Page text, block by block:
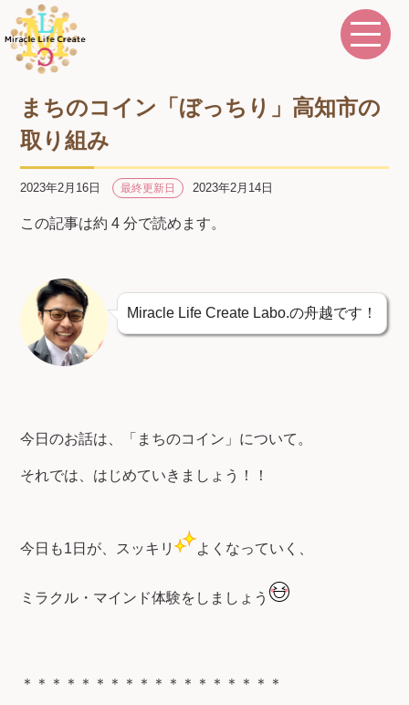
まちのコイン「ぼっちり」高知市の
取り組み
2023年2月16日 最終更新日 2023年2月14日
この記事は約 4 分で読めます。
Miracle Life Create Labo.の舟越です！
今日のお話は、「まちのコイン」について。
それでは、はじめていきましょう！！
今日も1日が、スッキリ よくなっていく、
ミラクル・マインド体験をしましょう
＊＊＊＊＊＊＊＊＊＊＊＊＊＊＊＊＊＊